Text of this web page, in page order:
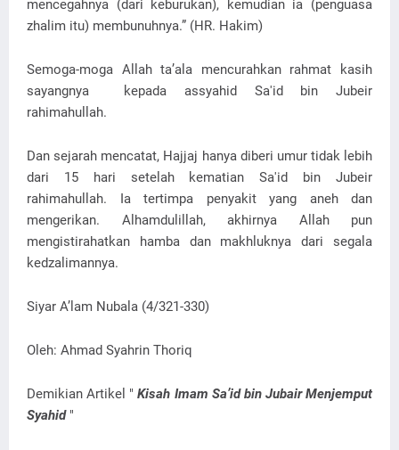
mencegahnya (dari keburukan), kemudian ia (penguasa
zhalim itu) membunuhnya.” (HR. Hakim)
Semoga-moga Allah ta’ala mencurahkan rahmat kasih
sayangnya kepada assyahid Sa'id bin Jubeir
rahimahullah.
Dan sejarah mencatat, Hajjaj hanya diberi umur tidak lebih
dari 15 hari setelah kematian Sa'id bin Jubeir
rahimahullah. Ia tertimpa penyakit yang aneh dan
mengerikan. Alhamdulillah, akhirnya Allah pun
mengistirahatkan hamba dan makhluknya dari segala
kedzalimannya.
Siyar A’lam Nubala (4/321-330)
Oleh: Ahmad Syahrin Thoriq
Demikian Artikel "Kisah Imam Sa’id bin Jubair Menjemput
Syahid "